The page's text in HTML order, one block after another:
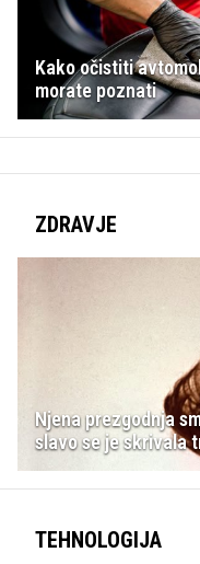
Kako očistiti
morate poznati
ZDRAVJE
Njena prezgodnja
slavo se je skrivala
TEHNOLOGIJA